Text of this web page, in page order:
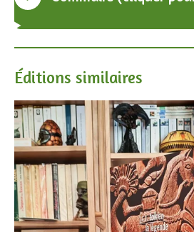
Éditions similaires